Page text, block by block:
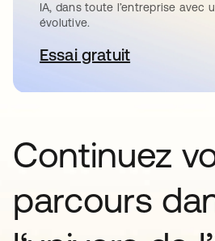
IA, dans toute l’entreprise avec
évolutive.
Essai gratuits’ouvre dans un
Continuez
parcours